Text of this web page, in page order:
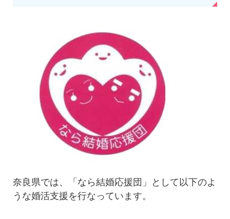
奈良県では、「なら結婚応援団」として以下のよ
うな婚活支援を行なっています。